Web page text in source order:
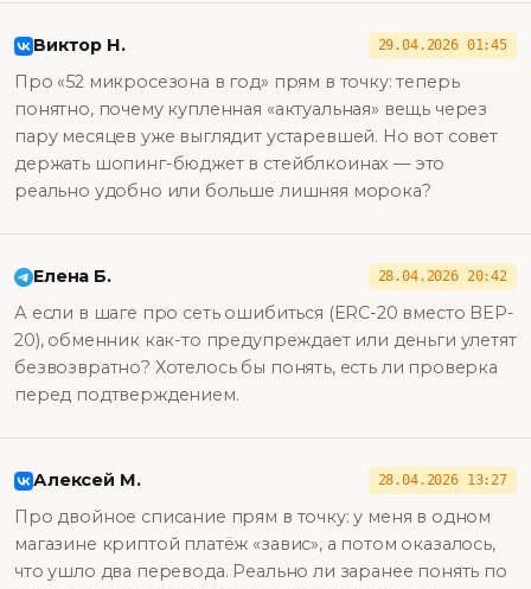
Виктор Н. 29.04.2026 01:45
Про «52 микросезона в год» прям в точку: теперь
понятно, почему купленная «актуальная» вещь через
пару месяцев уже выглядит устаревшей. Но вот совет
держать шопинг-бюджет в стейблкоинах — это
реально удобно или больше лишняя морока?
Елена Б. 28.04.2026 20:42
А если в шаге про сеть ошибиться (ERC-20 вместо BEP-
20), обменник как-то предупреждает или деньги улетят
безвозвратно? Хотелось бы понять, есть ли проверка
перед подтверждением.
Алексей М. 28.04.2026 13:27
Про двойное списание прям в точку: у меня в одном
магазине криптой платёж «завис», а потом оказалось,
что ушло два перевода. Реально ли заранее понять по